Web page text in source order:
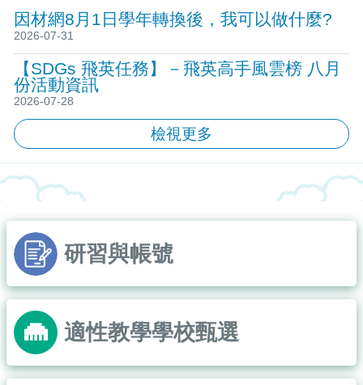
因材網8月1日學年轉換後，我可以做什麼?
2026-07-31
【SDGs 飛英任務】－飛英高手風雲榜 八月
份活動資訊
2026-07-28
檢視更多
研習與帳號
適性教學學校甄選